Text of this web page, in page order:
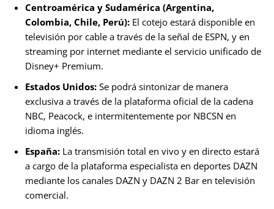
Centroamérica y Sudamérica (Argentina,
Colombia, Chile, Perú): El cotejo estará disponible en
televisión por cable a través de la señal de ESPN, y en
streaming por internet mediante el servicio unificado de
Disney+ Premium.
Estados Unidos: Se podrá sintonizar de manera
exclusiva a través de la plataforma oficial de la cadena
NBC, Peacock, e intermitentemente por NBCSN en
idioma inglés.
España: La transmisión total en vivo y en directo estará
a cargo de la plataforma especialista en deportes DAZN
mediante los canales DAZN y DAZN 2 Bar en televisión
comercial.